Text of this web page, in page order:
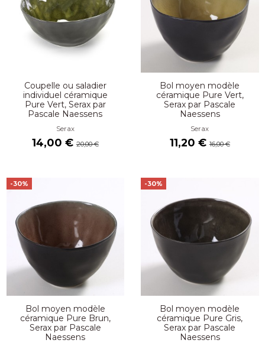
Coupelle ou saladier
individuel céramique
Pure Vert, Serax par
Pascale Naessens
Serax
14,00 €20,00 €
Bol moyen modèle
céramique Pure Vert,
Serax par Pascale
Naessens
Serax
11,20 €16,00 €
-30%
Bol moyen modèle
céramique Pure Brun,
Serax par Pascale
Naessens
-30%
Bol moyen modèle
céramique Pure Gris,
Serax par Pascale
Naessens